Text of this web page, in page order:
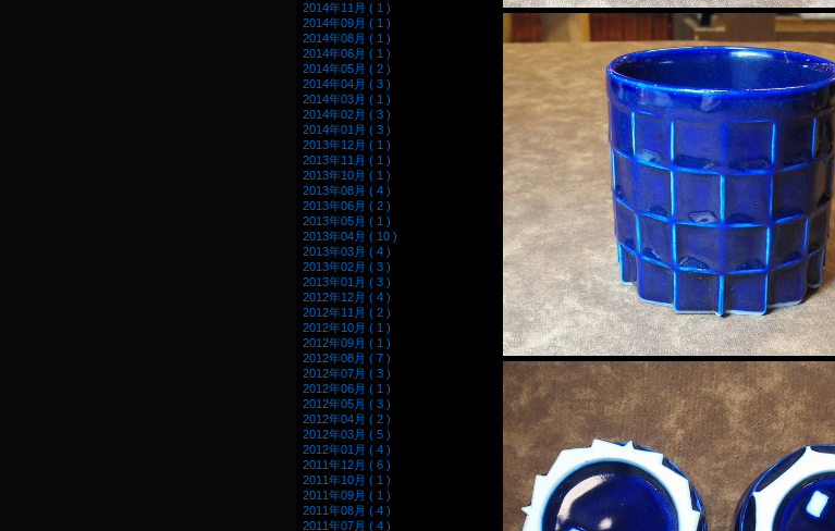
2014年11月 ( 1 )
2014年09月 ( 1 )
2014年08月 ( 1 )
2014年06月 ( 1 )
2014年05月 ( 2 )
2014年04月 ( 3 )
2014年03月 ( 1 )
2014年02月 ( 3 )
2014年01月 ( 3 )
2013年12月 ( 1 )
2013年11月 ( 1 )
2013年10月 ( 1 )
2013年08月 ( 4 )
2013年06月 ( 2 )
2013年05月 ( 1 )
2013年04月 ( 10 )
2013年03月 ( 4 )
2013年02月 ( 3 )
2013年01月 ( 3 )
2012年12月 ( 4 )
2012年11月 ( 2 )
2012年10月 ( 1 )
2012年09月 ( 1 )
2012年08月 ( 7 )
2012年07月 ( 3 )
2012年06月 ( 1 )
2012年05月 ( 3 )
2012年04月 ( 2 )
2012年03月 ( 5 )
2012年01月 ( 4 )
2011年12月 ( 6 )
2011年10月 ( 1 )
2011年09月 ( 1 )
2011年08月 ( 4 )
2011年07月 ( 4 )